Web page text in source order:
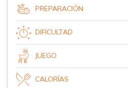
PREPARACIÓN
DIFICULTAD
JUEGO
CALORÍAS